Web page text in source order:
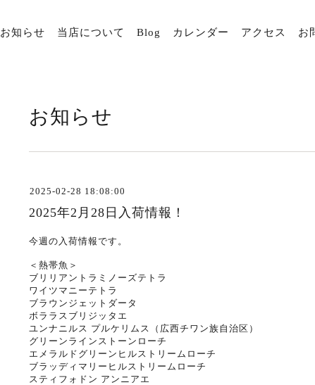
お知らせ 当店について Blog カレンダー アクセス お
お知らせ
2025-02-28 18:08:00
2025年2月28日入荷情報！
今週の入荷情報です。
＜熱帯魚＞
ブリリアントラミノーズテトラ
ワイツマニーテトラ
ブラウンジェットダータ
ボララスブリジッタエ
ユンナニルス プルケリムス（広西チワン族自治区）
グリーンラインストーンローチ
エメラルドグリーンヒルストリームローチ
ブラッディマリーヒルストリームローチ
スティフォドン アンニアエ